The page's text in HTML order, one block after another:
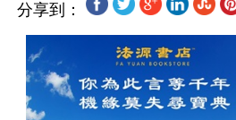
分享到：